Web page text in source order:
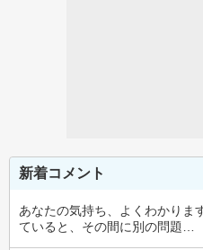
新着コメント
あなたの気持ち、よくわかりま
ていると、その間に別の問題…